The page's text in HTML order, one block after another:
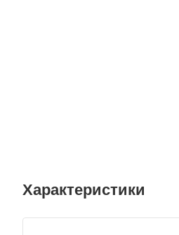
Характеристики